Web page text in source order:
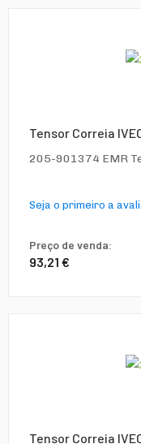
Tensor Correia
205-901374 EMR
Seja o primeiro a
Preço de venda:
93,21 €
Tensor Correia